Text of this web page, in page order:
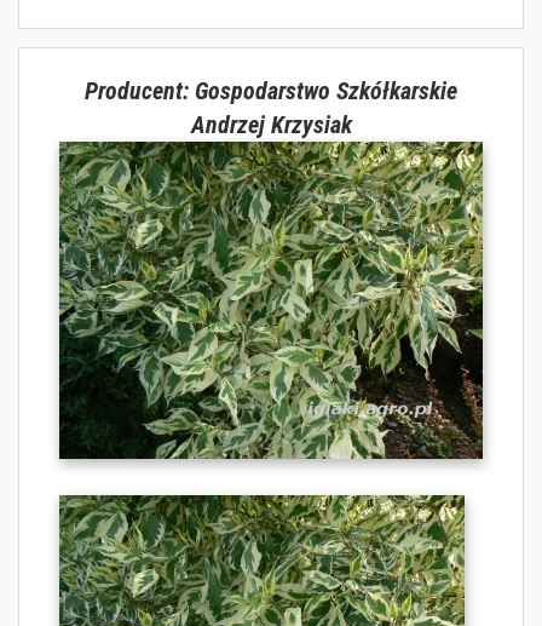
Producent: Gospodarstwo Szkółkarskie
Andrzej Krzysiak